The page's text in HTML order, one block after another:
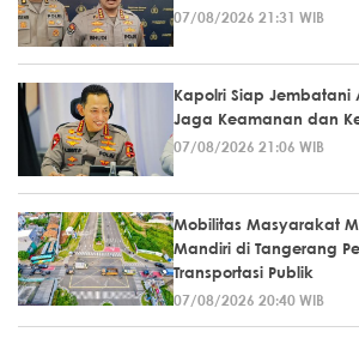
07/08/2026 21:31 WIB
Kapolri Siap Jembatani
Jaga Keamanan dan
07/08/2026 21:06 WIB
Mobilitas Masyarakat
Mandiri di Tangerang
Transportasi Publik
07/08/2026 20:40 WIB